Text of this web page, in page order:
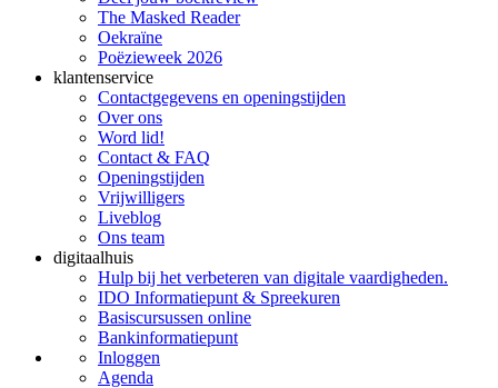
The Masked Reader
Oekraïne
Poëzieweek 2026
klantenservice
Contactgegevens en openingstijden
Over ons
Word lid!
Contact & FAQ
Openingstijden
Vrijwilligers
Liveblog
Ons team
digitaalhuis
Hulp bij het verbeteren van digitale vaardigheden.
IDO Informatiepunt & Spreekuren
Basiscursussen online
Bankinformatiepunt
Inloggen
Agenda